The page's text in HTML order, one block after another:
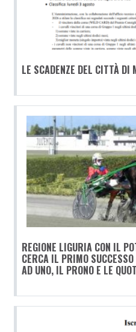
LE SCADENZE DEL CITTÀ
REGIONE LIGURIA CON IL
CERCA IL PRIMO
AD UNO, IL PRONO E LE